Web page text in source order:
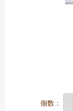
個数：